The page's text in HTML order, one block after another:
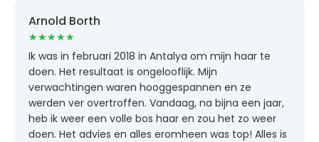
Arnold Borth
★★★★★
Ik was in februari 2018 in Antalya om mijn haar te
doen. Het resultaat is ongelooflijk. Mijn
verwachtingen waren hooggespannen en ze
werden ver overtroffen. Vandaag, na bijna een jaar,
heb ik weer een volle bos haar en zou het zo weer
doen. Het advies en alles eromheen was top! Alles is